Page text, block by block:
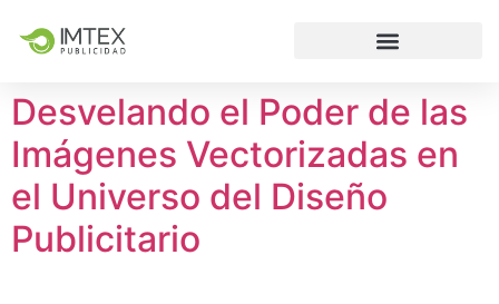
Desvelando el Poder de las
Imágenes Vectorizadas en
el Universo del Diseño
Publicitario